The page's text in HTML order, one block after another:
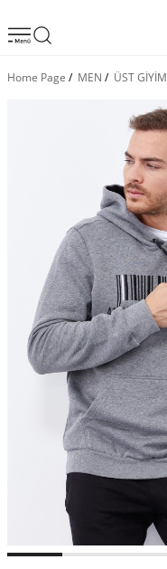
Home Page / MEN / ÜST GİYİM